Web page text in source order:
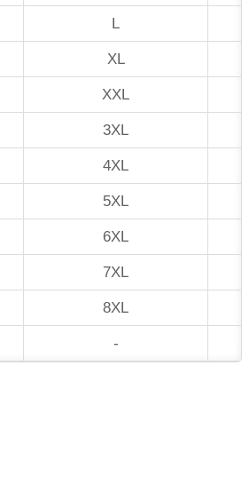
L
XL
XXL
3XL
4XL
5XL
6XL
7XL
8XL
-